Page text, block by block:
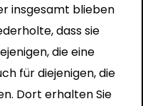
insgesamt blieben
dass sie
die eine
für diejenigen, die
Dort erhalten Sie